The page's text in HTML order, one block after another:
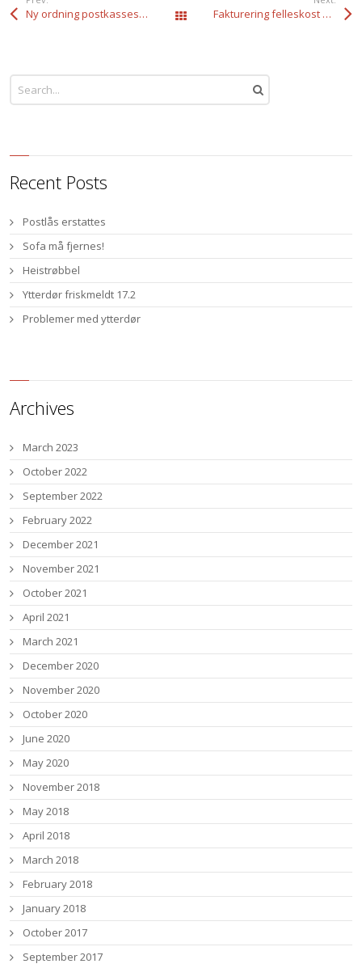
Ny ordning postkasseskilt All Posts Fakturering felleskost – nye rutiner
Recent Posts
Postlås erstattes
Sofa må fjernes!
Heistrøbbel
Ytterdør friskmeldt 17.2
Problemer med ytterdør
Archives
March 2023
October 2022
September 2022
February 2022
December 2021
November 2021
October 2021
April 2021
March 2021
December 2020
November 2020
October 2020
June 2020
May 2020
November 2018
May 2018
April 2018
March 2018
February 2018
January 2018
October 2017
September 2017